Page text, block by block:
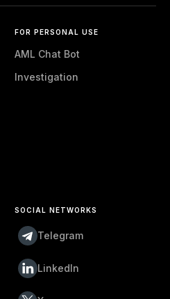
FOR PERSONAL USE
AML Chat Bot
Investigation
SOCIAL NETWORKS
Telegram
LinkedIn